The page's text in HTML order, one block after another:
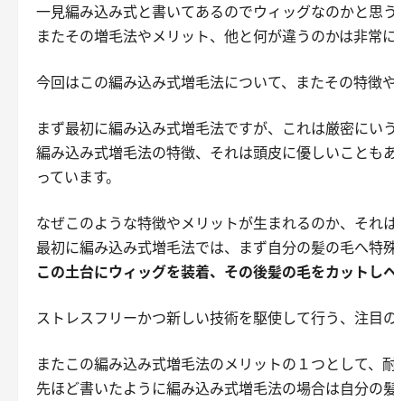
一見編み込み式と書いてあるのでウィッグなのかと思
またその増毛法やメリット、他と何が違うのかは非常
今回はこの編み込み式増毛法について、またその特徴
まず最初に編み込み式増毛法ですが、これは厳密にい
編み込み式増毛法の特徴、それは頭皮に優しいことも
っています。
なぜこのような特徴やメリットが生まれるのか、それ
最初に編み込み式増毛法では、まず自分の髪の毛へ特
この土台にウィッグを装着、その後髪の毛をカットし
ストレスフリーかつ新しい技術を駆使して行う、注目
またこの編み込み式増毛法のメリットの１つとして、
先ほど書いたように編み込み式増毛法の場合は自分